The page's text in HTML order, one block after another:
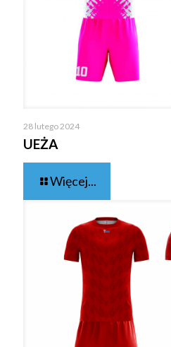
28 lutego 2024
UEŻA
Więcej...